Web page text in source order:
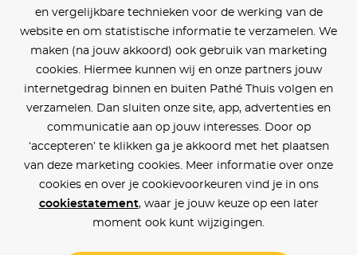
en vergelijkbare technieken voor de werking van de
website en om statistische informatie te verzamelen. We
maken (na jouw akkoord) ook gebruik van marketing
cookies. Hiermee kunnen wij en onze partners jouw
internetgedrag binnen en buiten Pathé Thuis volgen en
verzamelen. Dan sluiten onze site, app, advertenties en
communicatie aan op jouw interesses. Door op
‘accepteren’ te klikken ga je akkoord met het plaatsen
van deze marketing cookies. Meer informatie over onze
cookies en over je cookievoorkeuren vind je in ons
cookiestatement, waar je jouw keuze op een later
moment ook kunt wijzigingen.